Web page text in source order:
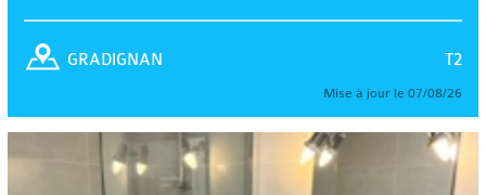
T2
GRADIGNAN
Mise à jour le 07/08/26